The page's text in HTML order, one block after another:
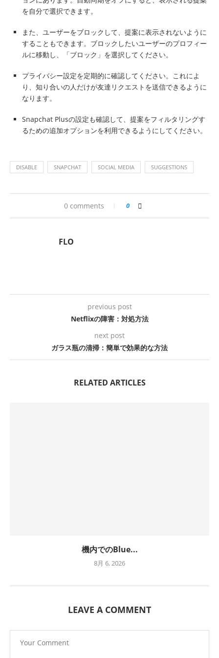
を自分で選択できます。
また、ユーザーをブロックして、提案に表示されないように
することもできます。ブロックしたいユーザーのプロフィー
ルに移動し、「ブロック」を選択してください。
プライバシー設定を定期的に確認してください。これによ
り、知り合いの人だけが友達リクエストを送信できるように
なります。
Snapchat Plusの設定も確認して、提案をフィルタリングす
るための追加オプションを利用できるようにしてください。
DISABLE SNAPCHAT SOCIAL MEDIA SUGGESTIONS
0 comments 0
FLO
previous post
Netflixの障害：対処方法
next post
ガラス瓶の清掃：簡単で効果的な方法
RELATED ARTICLES
機内でのBlue...
8月 6, 2026
LEAVE A COMMENT